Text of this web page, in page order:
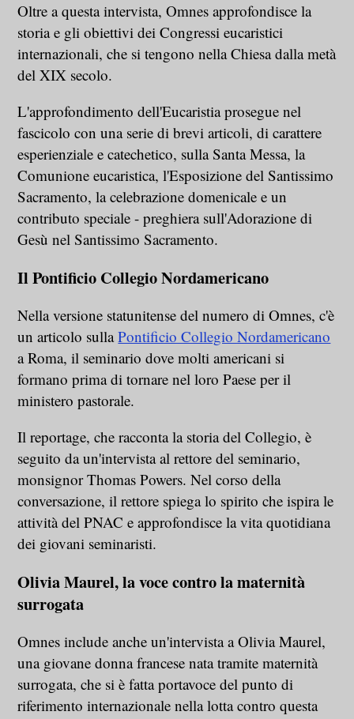
Oltre a questa intervista, Omnes approfondisce la
storia e gli obiettivi dei Congressi eucaristici
internazionali, che si tengono nella Chiesa dalla metà
del XIX secolo.
L'approfondimento dell'Eucaristia prosegue nel
fascicolo con una serie di brevi articoli, di carattere
esperienziale e catechetico, sulla Santa Messa, la
Comunione eucaristica, l'Esposizione del Santissimo
Sacramento, la celebrazione domenicale e un
contributo speciale - preghiera sull'Adorazione di
Gesù nel Santissimo Sacramento.
Il Pontificio Collegio Nordamericano
Nella versione statunitense del numero di Omnes, c'è
un articolo sullaPontificio Collegio Nordamericano
a Roma, il seminario dove molti americani si
formano prima di tornare nel loro Paese per il
ministero pastorale.
Il reportage, che racconta la storia del Collegio, è
seguito da un'intervista al rettore del seminario,
monsignor Thomas Powers. Nel corso della
conversazione, il rettore spiega lo spirito che ispira le
attività del PNAC e approfondisce la vita quotidiana
dei giovani seminaristi.
Olivia Maurel, la voce contro la maternità
surrogata
Omnes include anche un'intervista a Olivia Maurel,
una giovane donna francese nata tramite maternità
surrogata, che si è fatta portavoce del punto di
riferimento internazionale nella lotta contro questa